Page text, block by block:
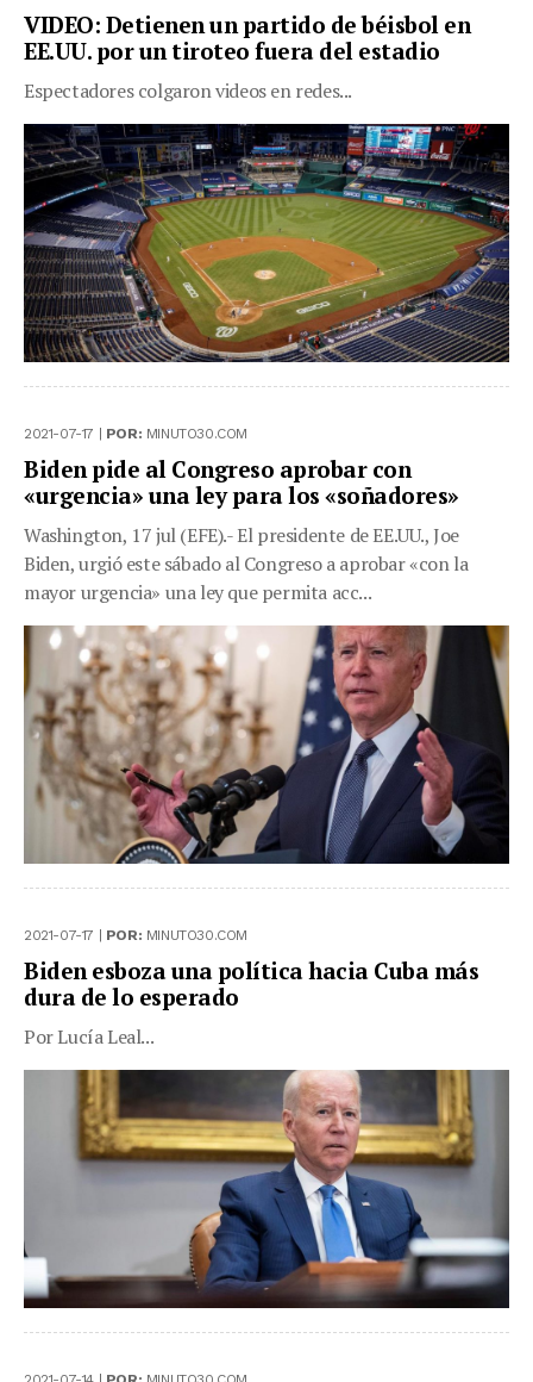
VIDEO: Detienen un partido de béisbol en
EE.UU. por un tiroteo fuera del estadio
Espectadores colgaron videos en redes...
2021-07-17 | POR: MINUTO30.COM
Biden pide al Congreso aprobar con
«urgencia» una ley para los «soñadores»
Washington, 17 jul (EFE).- El presidente de EE.UU., Joe
Biden, urgió este sábado al Congreso a aprobar «con la
mayor urgencia» una ley que permita acc...
2021-07-17 | POR: MINUTO30.COM
Biden esboza una política hacia Cuba más
dura de lo esperado
Por Lucía Leal...